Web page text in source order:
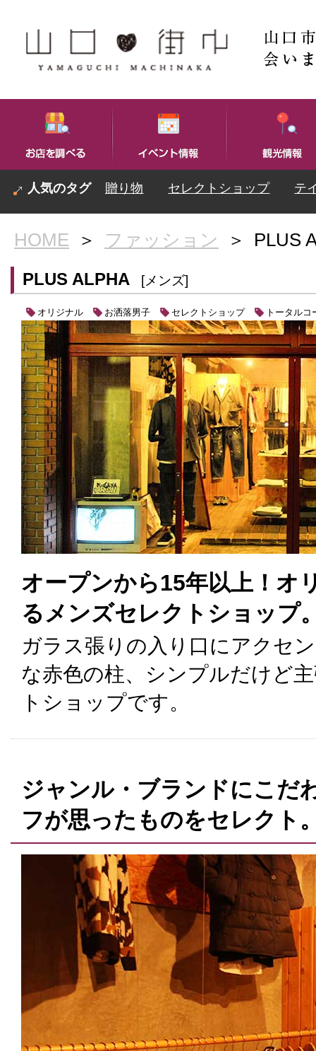
贈り物 セレクトショップ テ
HOME ＞ ファッション ＞ PLUS
PLUS ALPHA [メンズ]
オリジナル お洒落男子 セレクトショップ トータルコ
オープンから15年以上！オ
るメンズセレクトショップ
ガラス張りの入り口にアクセ
な赤色の柱、シンプルだけど
トショップです。
ジャンル・ブランドにこだ
フが思ったものをセレクト